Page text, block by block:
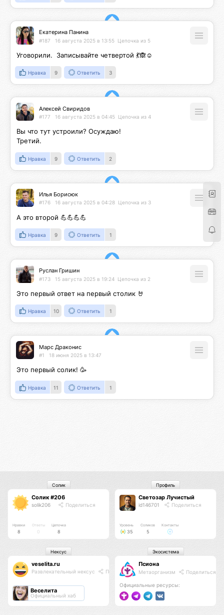
Екатерина Панина
#187 16 августа 2025 в 13:55 Цепочка из 5
Уговорили.  Записывайте четвертой 💃🙈☺️
Нравка 9 Ответить 3
Алексей Свиридов
#177 16 августа 2025 в 04:45 Цепочка из 4
Вы что тут устроили? Осуждаю!
Третий.
Нравка 9 Ответить 2
Илья Борисюк
#176 16 августа 2025 в 04:28 Цепочка из 3
А это второй 💪💪💪💪
Нравка 9 Ответить 1
Руслан Гришин
#173 15 августа 2025 в 19:24 Цепочка из 2
Это первый ответ на первый столик 🤘
Нравка 10 Ответить 1
Марс Драконис
#1 18 июня 2025 в 13:47
Это первый солик! 🥳
Нравка 11 Ответить 1
Солик #206
solik206 Поделиться
Нравки
8
Ответы
0
Цепочка
8
Солик
Светозар Лучистый
id146701 Поделиться
Уровень
35
Соликов
5
Контакты
Профиль
veselita.ru
Развлекательный нексус Поделиться
Веселита
Официальный хаб
Нексус
Псиона
Метаорганизм Поделиться
Официальные ресурсы:
Экосистема